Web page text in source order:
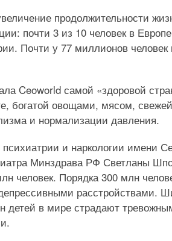
продолжительности
почти 3 из 10 человек в
Почти у 77 миллионов человек
Ceoworld самой «здоровой
богатой овощами, мясом,
и нормализации давления.
и наркологии имени
Минздрава РФ Светланы
человек. Порядка 300 млн
расстройствами.
в мире страдают